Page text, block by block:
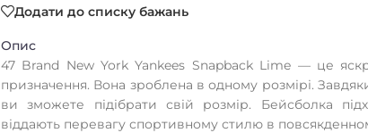
Додати до списку бажань
Опис
47 Brand New York Yankees Snapback Lime — це
призначення. Вона зроблена в одному розмірі.
ви зможете підібрати свій розмір. Бейсболка
віддають перевагу спортивному стилю в